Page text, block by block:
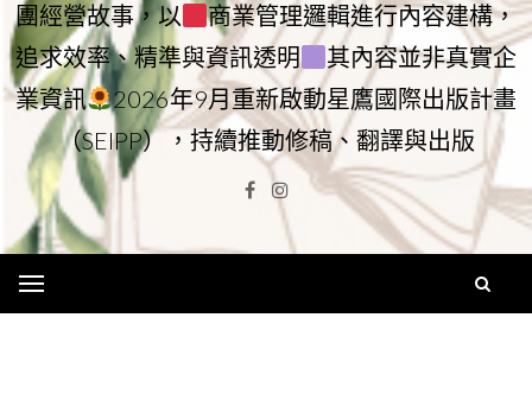
團經營故事，以
商業管理邏輯進行內容建構，
追求效率、精準與資訊透明
其內容並非真實企
業資訊
2026年9月重新啟動星鷹國際出版計畫
（SEIPP），持續推動修稿、翻譯與出版
Facebook
Instagram